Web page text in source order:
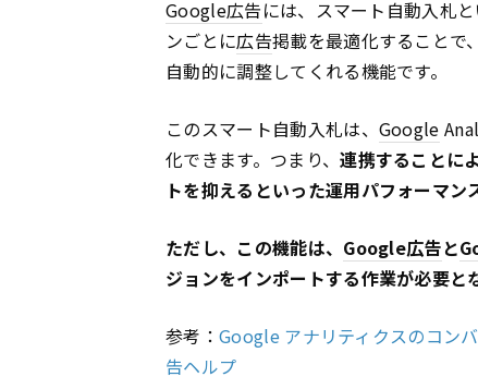
Google広告には、スマート自動入札
ンごとに広告掲載を最適化することで
自動的に調整してくれる機能です。
このスマート自動入札は、 Google
化できます。つまり、連携することによ
トを抑えるといった運用パフォーマン
ただし、この機能は、 Google広告と
ジョンをインポートする作業が必要と
参考： Google アナリティクスのコン
告ヘルプ